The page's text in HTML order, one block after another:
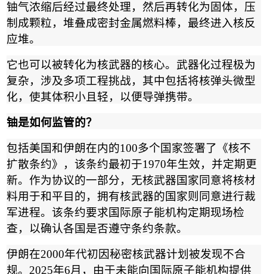
铀气浓缩后经过最终处理，然后再转化为固体，压
制成颗粒，堆叠成密封金属燃料棒，最终进入核反
应堆。
它也可以被转化为核武器的核心。武器化过程极为
复杂，涉及多项工程挑战，其中包括将核弹头微型
化，使其体积小且轻，以便导弹携带。
铀是如何监管的？
包括美国和伊朗在内的100多个国家签署了《核不
扩散条约》，该条约最初于1970年生效，并定期更
新。作为协议的一部分，无核武器国家同意将核材
料用于和平目的，拥有核武器的国家则同意进行裁
军进程。该条约要求国际原子能机构定期现场检
查，以确认各国是否遵守条约条款。
伊朗在2000年代初因秘密核武器计划被发现不合
规。 2025年6月，由于未能向国际原子能机构提供